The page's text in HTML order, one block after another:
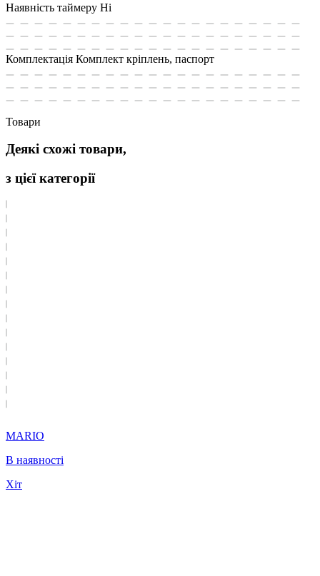
Наявність таймеру Ні
Комплектація Комплект кріплень, паспорт
Товари
Деякі схожі товари,
з цієї категорії
MARIO
В наявності
Хіт